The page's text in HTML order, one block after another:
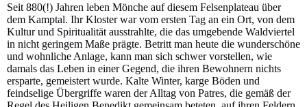
Seit 880(!) Jahren leben Mönche auf diesem Felsenplateau über
dem Kamptal. Ihr Kloster war vom ersten Tag an ein Ort, von dem
Kultur und Spiritualität ausstrahlte, die das umgebende Waldviertel
in nicht geringem Maße prägte. Betritt man heute die wunderschöne
und wohnliche Anlage, kann man sich schwer vorstellen, wie
damals das Leben in einer Gegend, die ihren Bewohnern nichts
ersparte, gemeistert wurde. Kalte Winter, karge Böden und
feindselige Übergriffe waren der Alltag von Patres, die gemäß der